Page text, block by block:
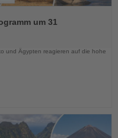
um 31
und Ägypten reagieren auf die hohe